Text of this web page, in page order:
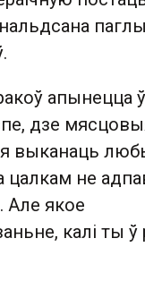
апынецца
дзе
выканаць
цалкам не
Але якое
калі ты ў